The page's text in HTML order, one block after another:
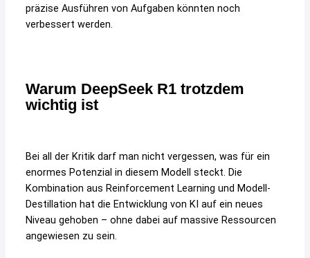
präzise Ausführen von Aufgaben könnten noch
verbessert werden.
Warum DeepSeek R1 trotzdem
wichtig ist
Bei all der Kritik darf man nicht vergessen, was für ein
enormes Potenzial in diesem Modell steckt. Die
Kombination aus Reinforcement Learning und Modell-
Destillation hat die Entwicklung von KI auf ein neues
Niveau gehoben – ohne dabei auf massive Ressourcen
angewiesen zu sein.